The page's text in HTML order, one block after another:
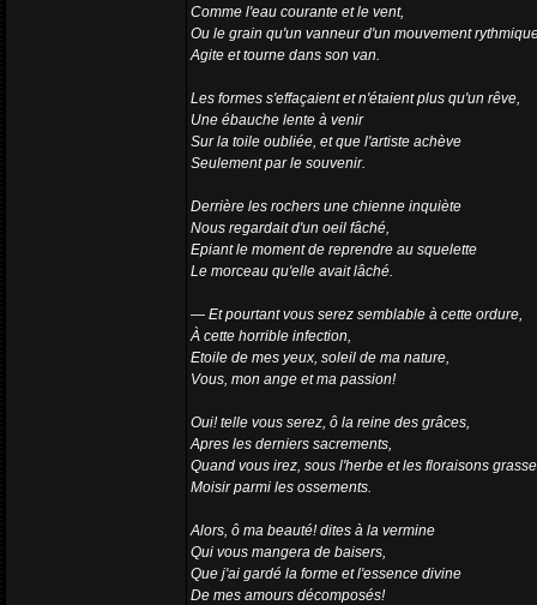
Comme l'eau courante et le vent,
Ou le grain qu'un vanneur d'un mouvement
Agite et tourne dans son van.
Les formes s'effaçaient et n'étaient plus qu'un rêve,
Une ébauche lente à venir
Sur la toile oubliée, et que l'artiste achève
Seulement par le souvenir.
Derrière les rochers une chienne inquiète
Nous regardait d'un oeil fâché,
Epiant le moment de reprendre au squelette
Le morceau qu'elle avait lâché.
— Et pourtant vous serez semblable à cette ordure,
À cette horrible infection,
Etoile de mes yeux, soleil de ma nature,
Vous, mon ange et ma passion!
Oui! telle vous serez, ô la reine des grâces,
Apres les derniers sacrements,
Quand vous irez, sous l'herbe et les floraisons
Moisir parmi les ossements.
Alors, ô ma beauté! dites à la vermine
Qui vous mangera de baisers,
Que j'ai gardé la forme et l'essence divine
De mes amours décomposés!